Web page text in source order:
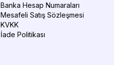
Banka Hesap Numaraları
Mesafeli Satış Sözleşmesi
KVKK
İade Politikası